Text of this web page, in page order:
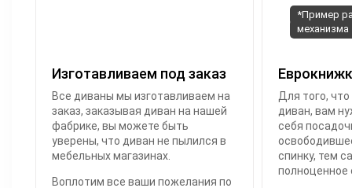
Изготавливаем под заказ
Все диваны мы изготавливаем на
заказ, заказывая диван на нашей
фабрике, вы можете быть
уверены, что диван не пылился в
мебельных магазинах.
Воплотим все ваши пожелания по
*Пример
механизма
Для того,
диван, вам
себя
спинку, тем
полноценное